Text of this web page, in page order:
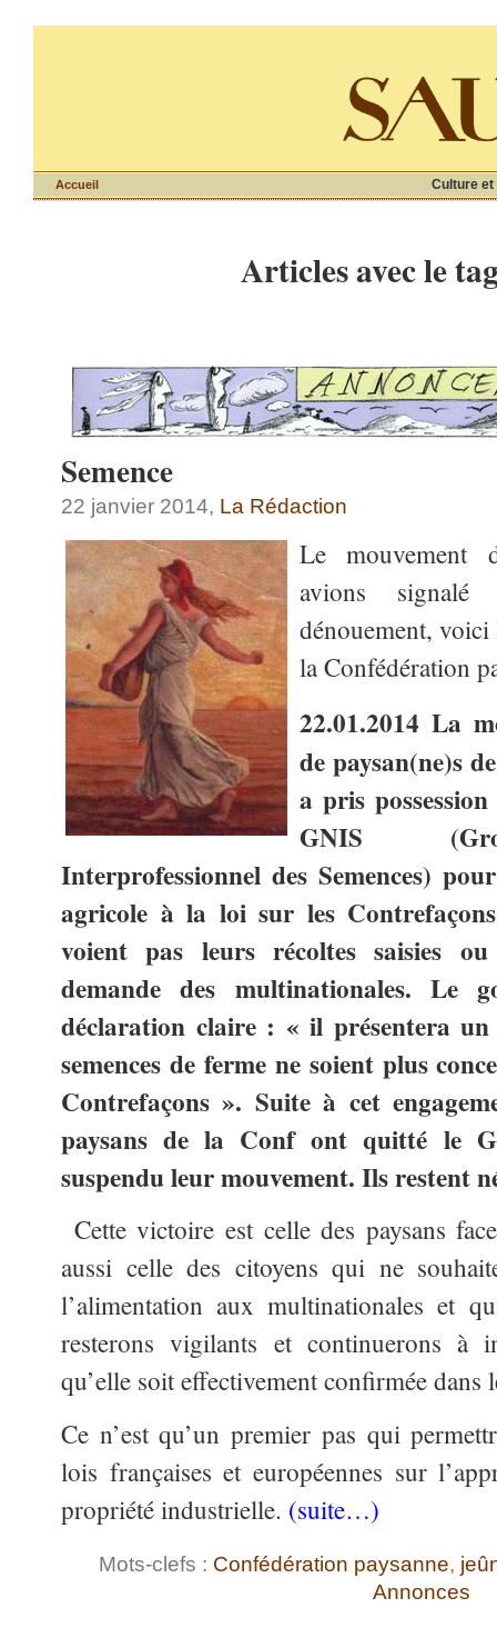
Culture et
Accueil
Articles avec le
Semence
22 janvier 2014, La Rédaction
Le mouvement
avions
dénouement,
la Confédération
22.01.2014 La
de paysan(ne)s
a pris
GNIS
Interprofessionnel des Semences)
agricole à la loi sur les
voient pas leurs récoltes saisies
demande des multinationales. Le
déclaration claire : « il présentera un
semences de ferme ne soient plus
Contrefaçons ». Suite à cet
paysans de la Conf ont quitté le
suspendu leur mouvement. Ils restent
Cette victoire est celle des paysans
aussi celle des citoyens qui ne
l’alimentation aux multinationales et
resterons vigilants et continuerons à
qu’elle soit effectivement confirmée dans
Ce n’est qu’un premier pas qui
lois françaises et européennes sur
propriété industrielle. (suite…)
Mots-clefs : Confédération paysanne,
Annonces